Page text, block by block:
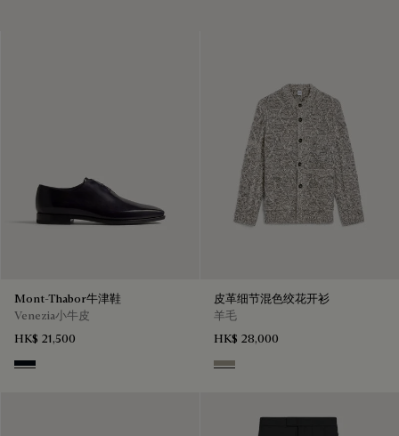
Mont-Thabor牛津鞋
Venezia小牛皮
HK$ 21,500
Atlantide
皮革细节混色绞花开衫
羊毛
HK$ 28,000
Ecru & Noir